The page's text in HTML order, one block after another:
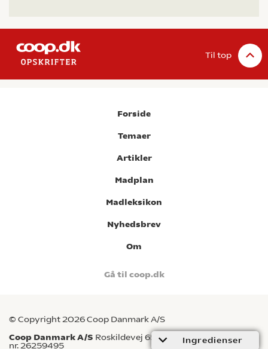
Ingredienser
Til top
Forside
Temaer
Artikler
Madplan
Madleksikon
Nyhedsbrev
Om
Gå til coop.dk
© Copyright 2026 Coop Danmark A/S
Coop Danmark A/S Roskildevej 65, 2620 Albertslund CVR-
nr. 26259495